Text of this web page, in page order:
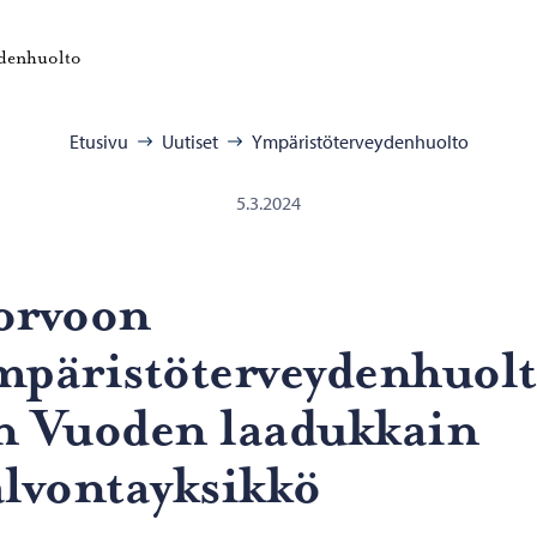
Etusivu Uutiset Ympäristöterveydenhuolto
5.3.2024
Vuoden laadukkain